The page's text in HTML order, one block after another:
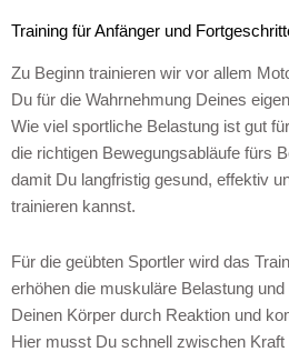
Training für Anfänger und
Zu Beginn trainieren wir vor allem
Du für die Wahrnehmung Deines
Wie viel sportliche Belastung ist gut
die richtigen Bewegungsabläufe fürs
damit Du langfristig gesund, effektiv
trainieren kannst.
Für die geübten Sportler wird das
erhöhen die muskuläre Belastung
Deinen Körper durch Reaktion und
Hier musst Du schnell zwischen